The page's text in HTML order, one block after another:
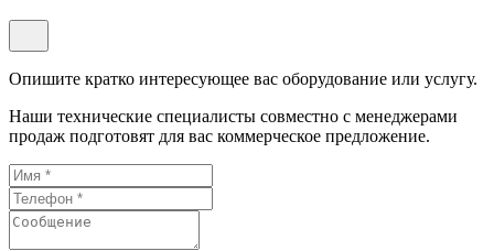
Опишите кратко интересующее вас оборудование или услугу.
Наши технические специалисты совместно с менеджерами
продаж подготовят для вас коммерческое предложение.